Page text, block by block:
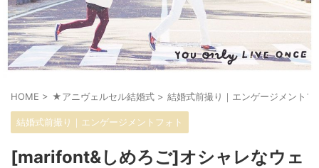
HOME > ★アニヴェルセル結婚式 > 結婚式前撮り｜エンゲージメントフ
結婚式前撮り｜エンゲージメントフォト
[marifont&しめろご]オシャレなウェ